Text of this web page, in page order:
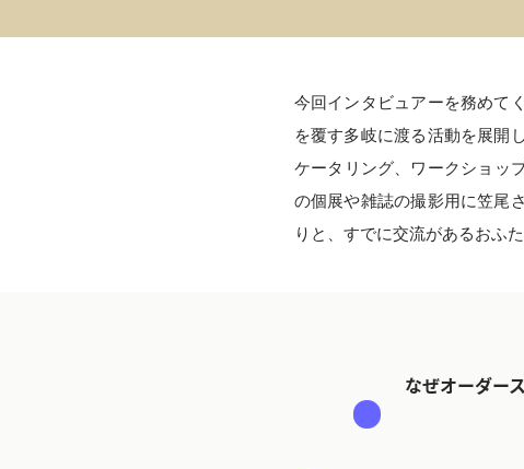
今回インタビュアーを務めて
を覆す多岐に渡る活動を展開
ケータリング、ワークショッ
の個展や雑誌の撮影用に笠尾
りと、すでに交流があるおふ
なぜオーダー